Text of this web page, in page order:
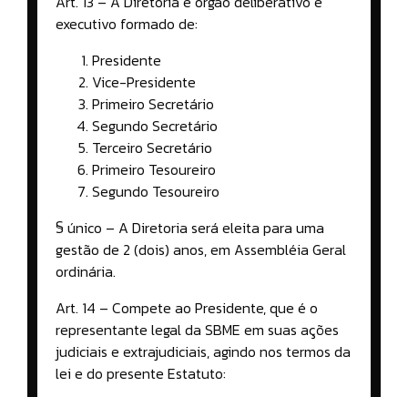
executivo formado de:
Presidente
Vice-Presidente
Primeiro Secretário
Segundo Secretário
Terceiro Secretário
Primeiro Tesoureiro
Segundo Tesoureiro
§ único – A Diretoria será eleita para uma
gestão de 2 (dois) anos, em Assembléia Geral
ordinária.
Art. 14 – Compete ao Presidente, que é o
representante legal da SBME em suas ações
judiciais e extrajudiciais, agindo nos termos da
lei e do presente Estatuto: